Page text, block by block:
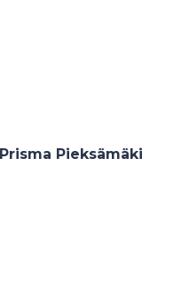
Pieksämäki